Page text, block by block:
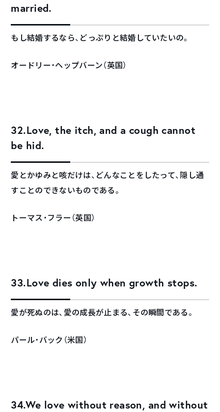
married.
もし結婚するなら、どっぷりと結婚していたいの。
オードリー・ヘップバーン（英国）
32.Love, the itch, and a cough cannot
be hid.
愛とかゆみと咳だけは、どんなことをしたって、隠し通
すことのできないものである。
トーマス・フラー（英国）
33.Love dies only when growth stops.
愛が死ぬのは、愛の成長が止まる、その瞬間である。
パール・バック（米国）
34.We love without reason, and without